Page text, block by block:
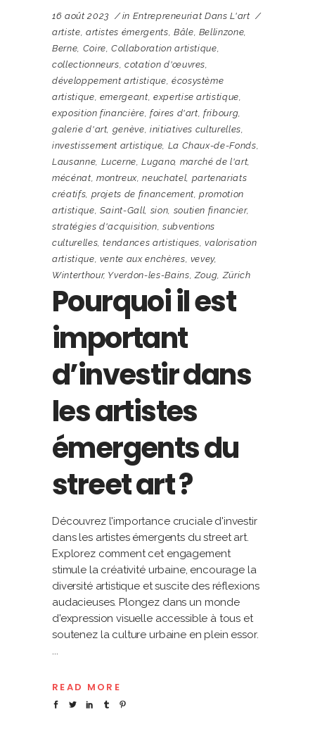
16 août 2023 in Entrepreneuriat Dans L'art
artiste artistes émergents Bâle Bellinzone
Berne Coire ,Collaboration artistique
collectionneurs ,cotation d'œuvres
développement artistique écosystème
artistique emergeant expertise artistique
exposition financière foires d'art ,fribourg
galerie d'art genève initiatives culturelles
investissement artistique La Chaux-de-Fonds
Lausanne Lucerne ,Lugano, marché de l'art
mécénat montreux ,neuchatel partenariats
créatifs projets de financement ,promotion
artistique Saint-Gall sion soutien financier,
stratégies d'acquisition subventions
culturelles ,tendances artistiques ,valorisation
artistique vente aux enchères vevey,
Winterthour, Yverdon-les-Bains Zoug Zürich
Pourquoi il est
important
d’investir dans
les artistes
émergents du
street art ?
Découvrez l'importance cruciale d'investir
dans les artistes émergents du street art.
Explorez comment cet engagement
stimule la créativité urbaine, encourage la
diversité artistique et suscite des réflexions
audacieuses. Plongez dans un monde
d'expression visuelle accessible à tous et
soutenez la culture urbaine en plein essor.
READ MORE